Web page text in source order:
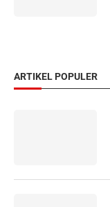
ARTIKEL POPULER